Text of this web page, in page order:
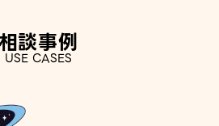
相談事例
USE CASES